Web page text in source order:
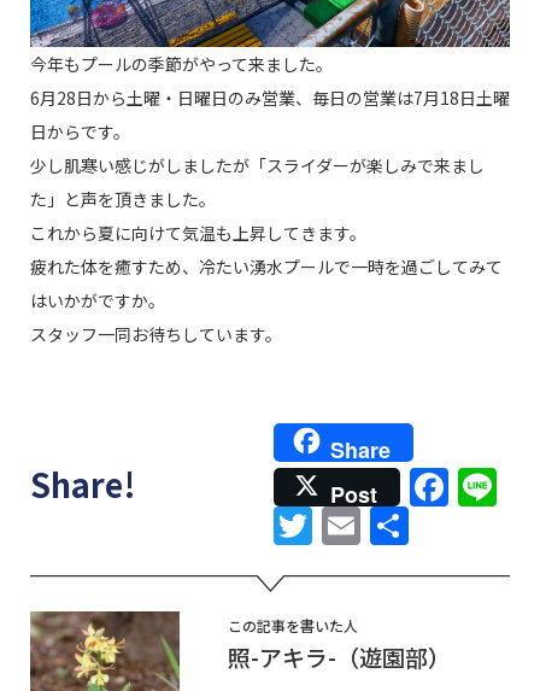
今年もプールの季節がやって来ました。
6月28日から土曜・日曜日のみ営業、毎日の営業は7月18日土曜
日からです。
少し肌寒い感じがしましたが「スライダーが楽しみで来まし
た」と声を頂きました。
これから夏に向けて気温も上昇してきます。
疲れた体を癒すため、冷たい湧水プールで一時を過ごしてみて
はいかがですか。
スタッフ一同お待ちしています。
Share!
Share
Post
Twitter
Email
共
有
この記事を書いた人
照-アキラ-（遊園部）